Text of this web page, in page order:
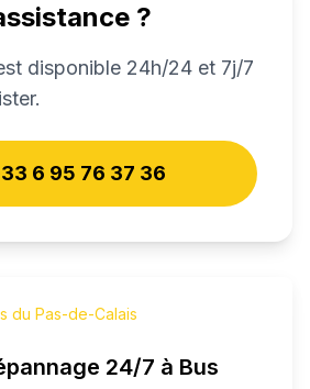
?
disponible 24h/24 et 7j/7
6 95 76 37 36
du Pas-de-Calais
24/7 à Bus